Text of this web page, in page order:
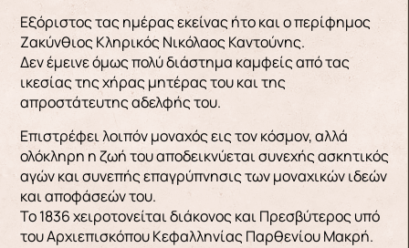
Εξόριστος τας ημέρας εκείνας ήτο και ο περίφημος
Ζακύνθιος Κληρικός Νικόλαος Καντούνης.
Δεν έμεινε όμως πολύ διάστημα καμφείς από τας
ικεσίας της χήρας μητέρας του και της
απροστάτευτης αδελφής του.
Επιστρέφει λοιπόν μοναχός εις τον κόσμον, αλλά
ολόκληρη η ζωή του αποδεικνύεται συνεχής ασκητικός
αγών και συνεπής επαγρύπνησις των μοναχικών ιδεών
και αποφάσεών του.
Το 1836 χειροτονείται διάκονος και Πρεσβύτερος υπό
του Αρχιεπισκόπου Κεφαλληνίας Παρθενίου Μακρή.